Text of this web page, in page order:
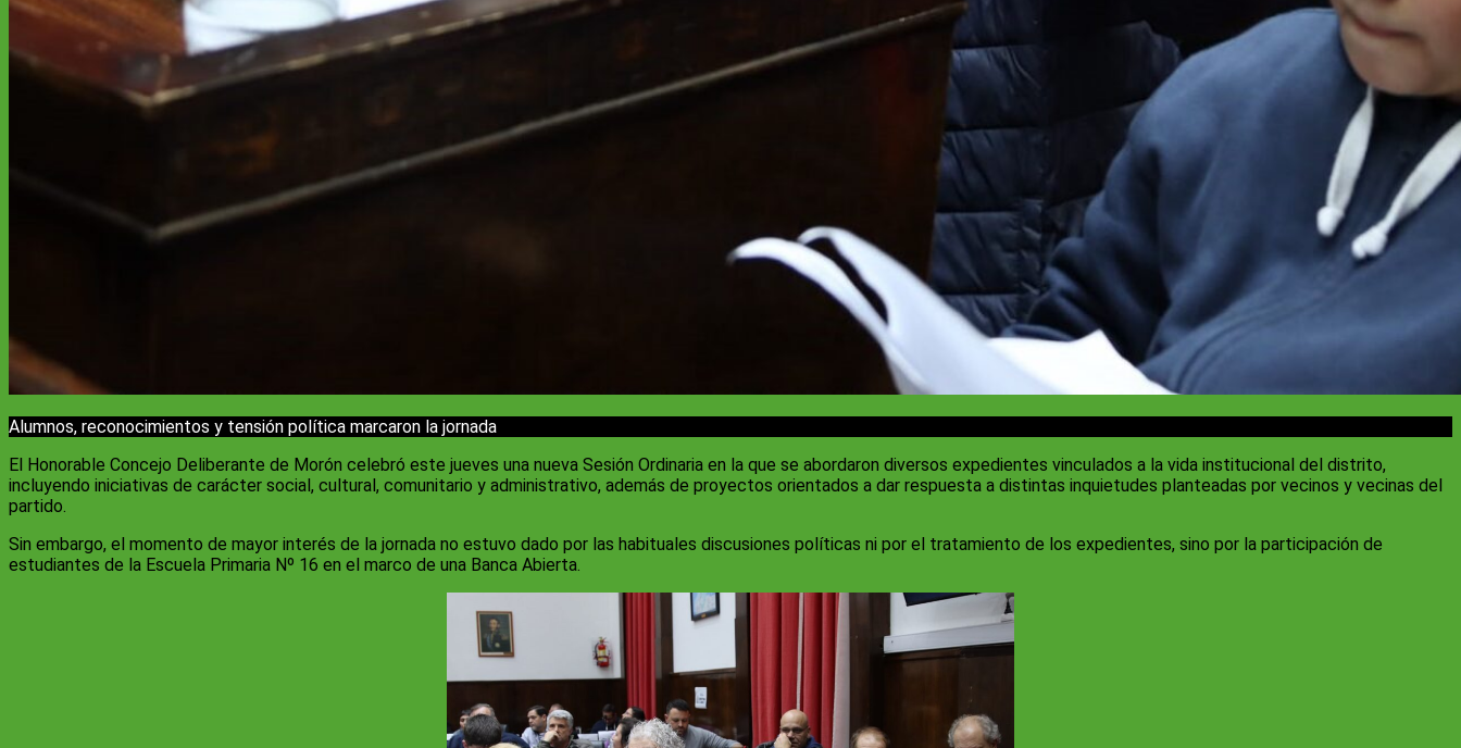
Alumnos, reconocimientos y tensión política marcaron la jornada
El Honorable Concejo Deliberante de Morón celebró este jueves una nueva Sesión Ordinaria en la que se abordaron diversos expedientes vinculados a la vida institucional del distrito,
incluyendo iniciativas de carácter social, cultural, comunitario y administrativo, además de proyectos orientados a dar respuesta a distintas inquietudes planteadas por vecinos y vecinas del
partido.
Sin embargo, el momento de mayor interés de la jornada no estuvo dado por las habituales discusiones políticas ni por el tratamiento de los expedientes, sino por la participación de
estudiantes de la Escuela Primaria Nº 16 en el marco de una Banca Abierta.